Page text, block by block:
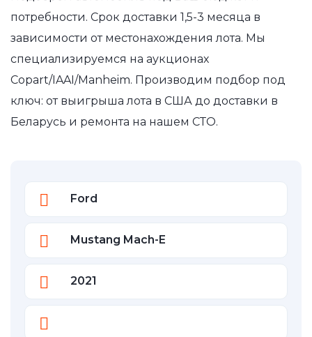
потребности. Срок доставки 1,5-3 месяца в
зависимости от местонахождения лота. Мы
специализируемся на аукционах
Copart/IAAI/Manheim. Производим подбор под
ключ: от выигрыша лота в США до доставки в
Беларусь и ремонта на нашем СТО.
Ford
Mustang Mach-E
2021